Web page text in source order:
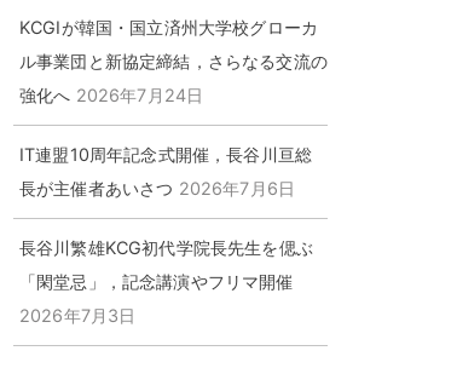
KCGIが韓国・国立済州大学校グローカ
ル事業団と新協定締結，さらなる交流の
強化へ 2026年7月24日
IT連盟10周年記念式開催，長谷川亘総
長が主催者あいさつ 2026年7月6日
長谷川繁雄KCG初代学院長先生を偲ぶ
「閑堂忌」，記念講演やフリマ開催
2026年7月3日